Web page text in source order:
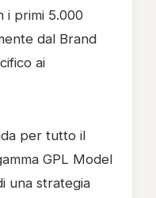
i primi 5.000
dal Brand
ai
per tutto il
GPL Model
una strategia